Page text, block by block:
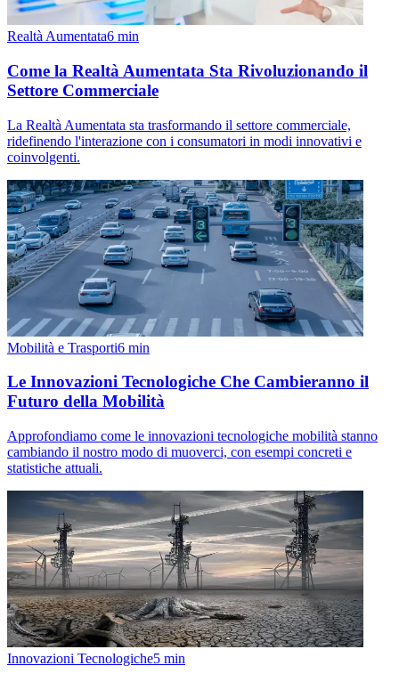
Realtà Aumentata6 min
Come la Realtà Aumentata Sta Rivoluzionando il
Settore Commerciale
La Realtà Aumentata sta trasformando il settore commerciale,
ridefinendo l'interazione con i consumatori in modi innovativi e
coinvolgenti.
Mobilità e Trasporti6 min
Le Innovazioni Tecnologiche Che Cambieranno il
Futuro della Mobilità
Approfondiamo come le innovazioni tecnologiche mobilità stanno
cambiando il nostro modo di muoverci, con esempi concreti e
statistiche attuali.
Innovazioni Tecnologiche5 min